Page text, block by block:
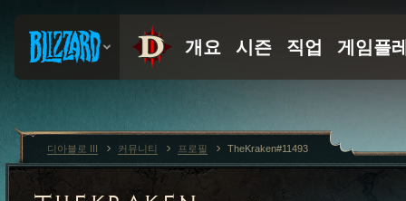
디아블로 III 커뮤니티 프로필 TheKraken#11493